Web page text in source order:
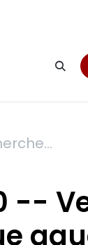
--